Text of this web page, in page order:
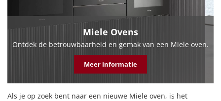
Miele Ovens
Ontdek de betrouwbaarheid en gemak van een Miele oven.
Meer informatie
Als je op zoek bent naar een nieuwe Miele oven, is het